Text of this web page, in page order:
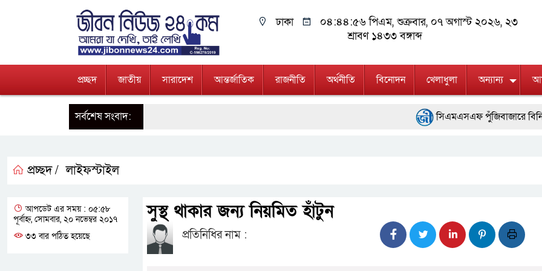
ঢাকা ০৪:৪৪:৫৬ পিএম, শুক্রবার, ০৭ অগাস্ট ২০২৬, ২৩
শ্রাবণ ১৪৩৩ বঙ্গাব্দ
প্রচ্ছদ জাতীয় সারাদেশ আন্তর্জাতিক রাজনীতি অর্থনীতি বিনোদন খেলাধুলা অন্যান্য
সর্বশেষ সংবাদ: সিএমএসএফ পুঁজিবাজারে
জুলাই স্মৃতি জাদুঘরের দুয়ার খুলেছে,
প্রচ্ছদ / লাইফস্টাইল
সুস্থ থাকার জন্য নিয়মিত হাঁটুন
প্রতিনিধির নাম :
আপডেট এর সময় : ০৫:৫৮
পূর্বাহ্ন, সোমবার, ২০ নভেম্বর ২০১৭
৩৩ বার পঠিত হয়েছে